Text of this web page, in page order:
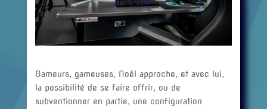
Gameurs, gameuses, Noël approche, et avec lui,
la possibilité de se faire offrir, ou de
subventionner en partie, une configuration